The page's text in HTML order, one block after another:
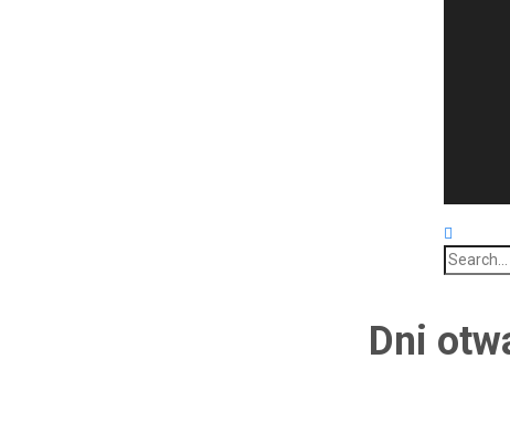
Search
for:
Dni